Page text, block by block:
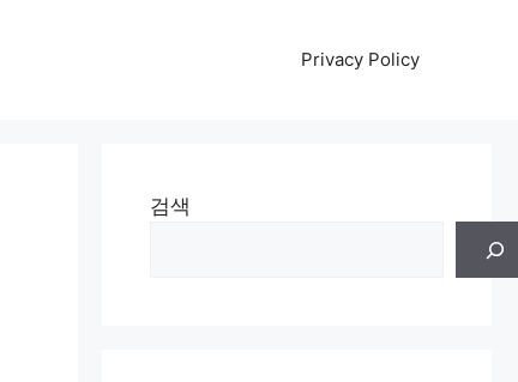
Privacy Policy
검색